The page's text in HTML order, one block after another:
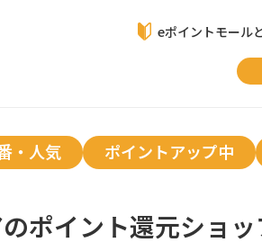
eポイントモール
・人気 ポイントアップ中
ポイント還元ショ